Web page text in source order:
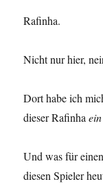
Rafinha.
Nicht nur hier,
Dort habe ich
dieser Rafinha
Und was für
diesen Spieler